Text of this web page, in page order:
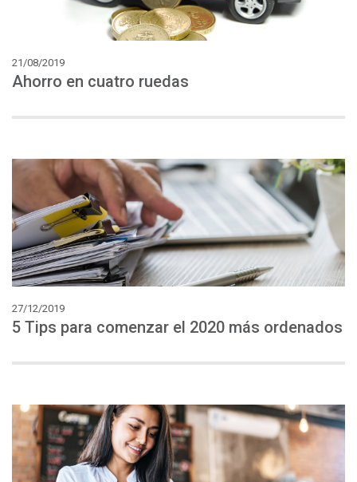
21/08/2019
Ahorro en cuatro ruedas
27/12/2019
5 Tips para comenzar el 2020 más ordenados